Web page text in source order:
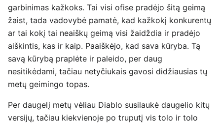
garbinimas kažkoks. Tai visi ofise pradėjo šitą geimą
žaist, tada vadovybė pamatė, kad kažkokį konkurentų
ar tai kokį tai neaiškų geimą visi žaidždia ir pradėjo
aiškintis, kas ir kaip. Paaiškėjo, kad sava kūryba. Tą
savą kūrybą praplėte ir paleido, per daug
nesitikėdami, tačiau netyčiukais gavosi didžiausias tų
metų geimingo topas.
Per daugelį metų vėliau Diablo susilaukė daugelio kitų
versijų, tačiau kiekvienoje po truputį vis tolo ir tolo